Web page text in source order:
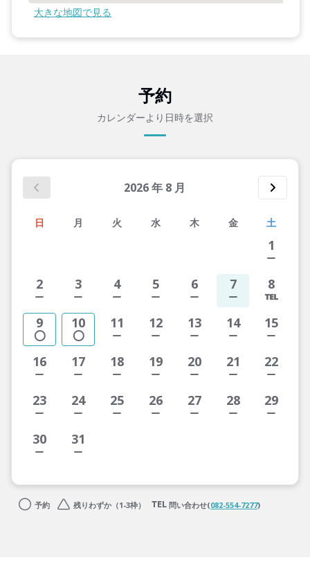
大きな地図で見る
予約
カレンダーより日時を選択
2026年 8月
日 月 火 水 木 金 土
1
2 3 4 5 6 7 8
9 10 11 12 13 14 15
16 17 18 19 20 21 22
23 24 25 26 27 28 29
30 31
予約 残りわずか（1-3枠） 問い合わせ(082-554-7277)